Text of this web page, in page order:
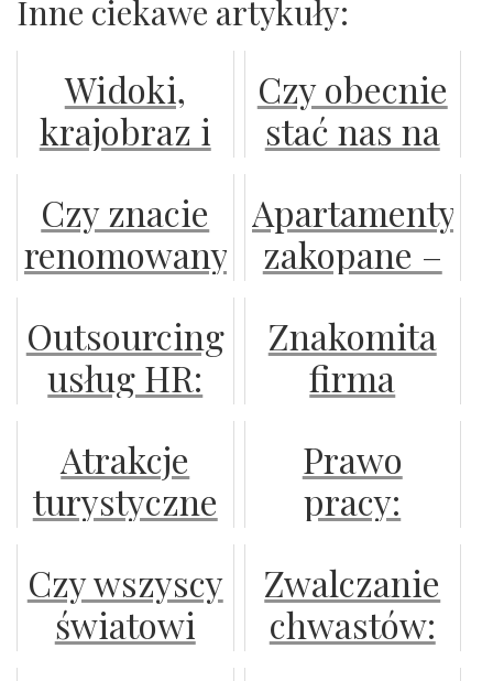
Inne ciekawe artykuły:
Widoki,
krajobraz i
powietrze,
to coś co
nam polskie
góry
Czy obecnie
stać nas na
robocze
buty
Czy znacie
renomowanych
odzieży
ochronnej?
Apartamenty
zakopane –
odpoczynek
w centrum
kurortu
Outsourcing
usług HR:
wyzwania
współpracy
rekrutacyjnymi
Znakomita
firma
certyfikaty
kompetencji
Atrakcje
turystyczne
Kazimierzu
nad Wisłą
Prawo
pracy:
b2b vs.
umowa o
Czy wszyscy
światowi
Zwalczanie
chwastów: